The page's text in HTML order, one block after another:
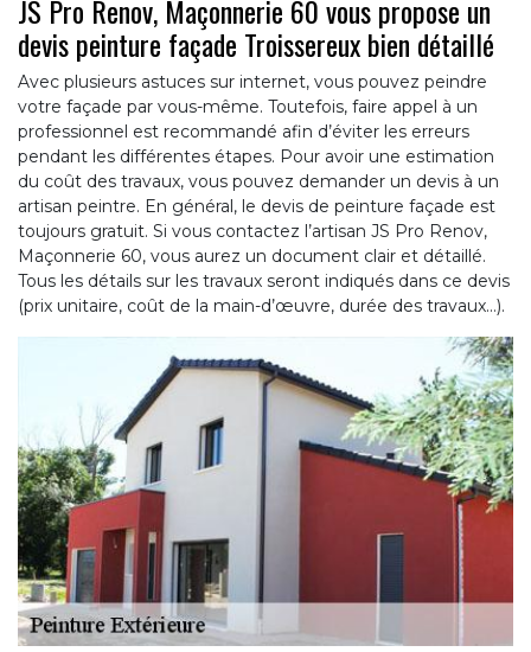
JS Pro Renov, Maçonnerie 60 vous propose un
devis peinture façade Troissereux bien détaillé
Avec plusieurs astuces sur internet, vous pouvez peindre
votre façade par vous-même. Toutefois, faire appel à un
professionnel est recommandé afin d’éviter les erreurs
pendant les différentes étapes. Pour avoir une estimation
du coût des travaux, vous pouvez demander un devis à un
artisan peintre. En général, le devis de peinture façade est
toujours gratuit. Si vous contactez l’artisan JS Pro Renov,
Maçonnerie 60, vous aurez un document clair et détaillé.
Tous les détails sur les travaux seront indiqués dans ce devis
(prix unitaire, coût de la main-d’œuvre, durée des travaux…).